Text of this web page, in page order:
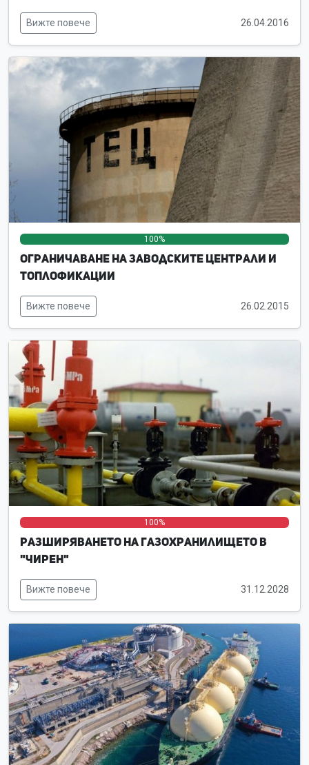
Вижте повече 26.04.2016
100%
Ограничаване на заводските централи и
топлофикации
Вижте повече 26.02.2015
0%
0% 100%
Разширяването на газохранилището в
"Чирен"
Вижте повече 31.12.2028